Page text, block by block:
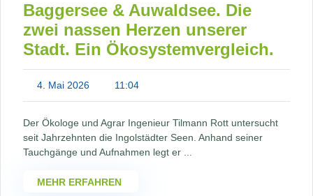
Baggersee & Auwaldsee. Die
zwei nassen Herzen unserer
Stadt. Ein Ökosystemvergleich.
4. Mai 2026 11:04
Der Ökologe und Agrar Ingenieur Tilmann Rott untersucht
seit Jahrzehnten die Ingolstädter Seen. Anhand seiner
Tauchgänge und Aufnahmen legt er ...
MEHR ERFAHREN